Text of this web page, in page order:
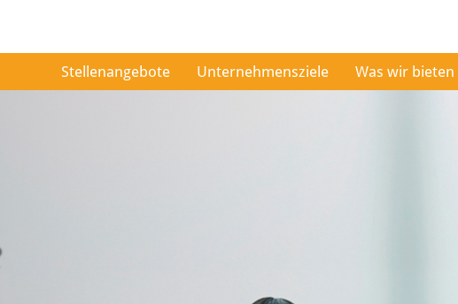
Stellenangebote Unternehmensziele Was wir bieten